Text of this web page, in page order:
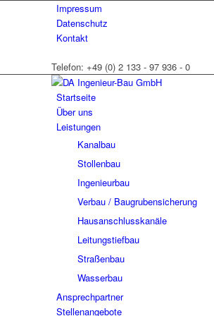
Impressum
Datenschutz
Kontakt
Telefon: +49 (0) 2 133 - 97 936 - 0
Startseite
Über uns
Leistungen
Kanalbau
Stollenbau
Ingenieurbau
Verbau / Baugrubensicherung
Hausanschlusskanäle
Leitungstiefbau
Straßenbau
Wasserbau
Ansprechpartner
Stellenangebote